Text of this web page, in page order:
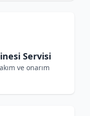
Servisi
ve onarım